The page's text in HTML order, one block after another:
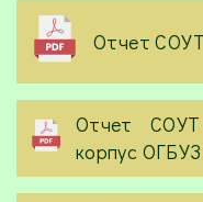
Отчет
Отчет
корпус